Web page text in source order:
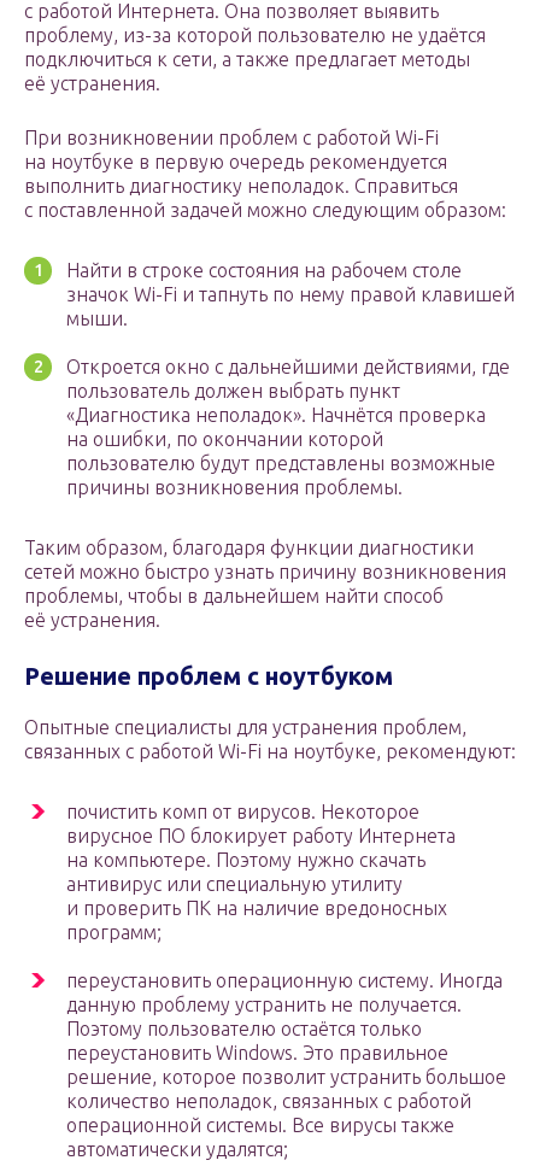
с работой Интернета. Она позволяет выявить
проблему, из-за которой пользователю не удаётся
подключиться к сети, а также предлагает методы
её устранения.
При возникновении проблем с работой Wi-Fi
на ноутбуке в первую очередь рекомендуется
выполнить диагностику неполадок. Справиться
с поставленной задачей можно следующим образом:
Найти в строке состояния на рабочем столе
значок Wi-Fi и тапнуть по нему правой клавишей
мыши.
Откроется окно с дальнейшими действиями, где
пользователь должен выбрать пункт
«Диагностика неполадок». Начнётся проверка
на ошибки, по окончании которой
пользователю будут представлены возможные
причины возникновения проблемы.
Таким образом, благодаря функции диагностики
сетей можно быстро узнать причину возникновения
проблемы, чтобы в дальнейшем найти способ
её устранения.
Решение проблем с ноутбуком
Опытные специалисты для устранения проблем,
связанных с работой Wi-Fi на ноутбуке, рекомендуют:
почистить комп от вирусов. Некоторое
вирусное ПО блокирует работу Интернета
на компьютере. Поэтому нужно скачать
антивирус или специальную утилиту
и проверить ПК на наличие вредоносных
программ;
переустановить операционную систему. Иногда
данную проблему устранить не получается.
Поэтому пользователю остаётся только
переустановить Windows. Это правильное
решение, которое позволит устранить большое
количество неполадок, связанных с работой
операционной системы. Все вирусы также
автоматически удалятся;